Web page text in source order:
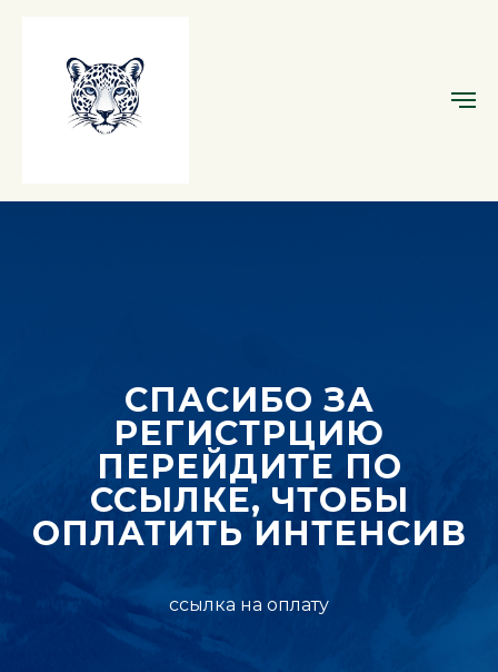
СПАСИБО ЗА
РЕГИСТРЦИЮ
ПЕРЕЙДИТЕ ПО
ССЫЛКЕ, ЧТОБЫ
ОПЛАТИТЬ ИНТЕНСИВ
ссылка на оплату